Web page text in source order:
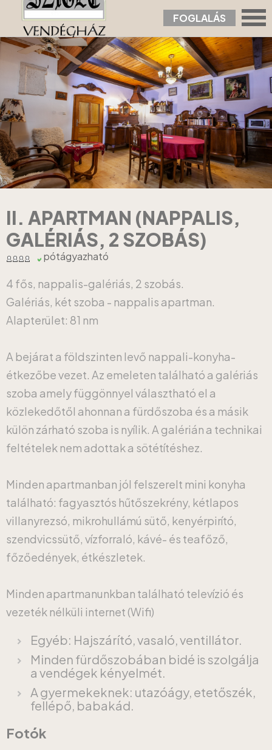
FOGLALÁS
Nyitólap › Apartmanok › II. Apartman (nappalis, galériás, 2 szobás)
II. APARTMAN (NAPPALIS,
GALÉRIÁS, 2 SZOBÁS)
pótágyazható
4 fős, nappalis-galériás, 2 szobás.
Galériás, két szoba - nappalis apartman.
Alapterület: 81 nm
A bejárat a földszinten levő nappali-konyha-
étkezőbe vezet. Az emeleten található a galériás
szoba amely függönnyel választható el a
közlekedőtől ahonnan a fürdőszoba és a másik
külön zárható szoba is nyílik. A galérián a technikai
feltételek nem adottak a sötétítéshez.
Minden apartmanban jól felszerelt mini konyha
található: fagyasztós hűtőszekrény, kétlapos
villanyrezsó, mikrohullámú sütő, kenyérpirító,
szendvicssütő, vízforraló, kávé- és teafőző,
főzőedények, étkészletek.
Minden apartmanunkban található televízió és
vezeték nélküli internet (Wifi)
Egyéb: Hajszárító, vasaló, ventillátor.
Minden fürdőszobában bidé is szolgálja
a vendégek kényelmét.
A gyermekeknek: utazóágy, etetőszék,
fellépő, babakád.
Fotók